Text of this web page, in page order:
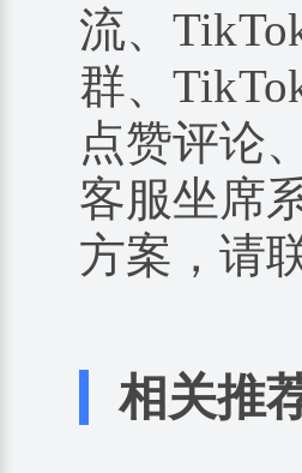
流、
群、
点赞评论
客服坐席
方案，请
相关推